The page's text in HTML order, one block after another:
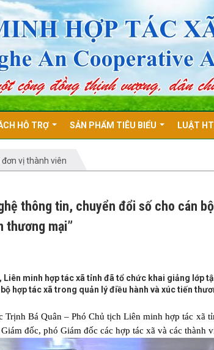
HỖ TRỢ SẢN PHẨM TIÊU BIỂU LUẬT
vị thành viên
thông tin, chuyển đổi số cho cán
thương mại”
Liên minh hợp tác xã tỉnh đã tổ chức khai giảng lớp
hợp tác xã trong quản lý điều hành và xúc tiến
Bá Quân – Phó Chủ tịch Liên minh hợp tác xã
đốc, phó Giám đốc các hợp tác xã và các thành